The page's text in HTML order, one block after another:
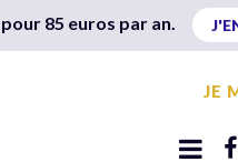
85 euros par an.
JE